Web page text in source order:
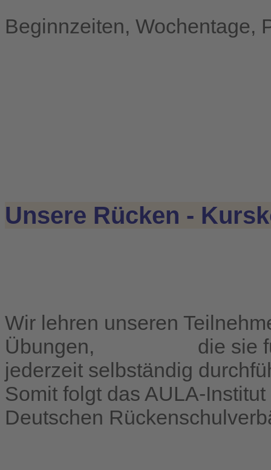
Beginnzeiten, Wochentage,
Unsere Rücken -
Wir lehren unseren
Übungen, die sie für
jederzeit
Somit folgt das AULA-
Deutschen